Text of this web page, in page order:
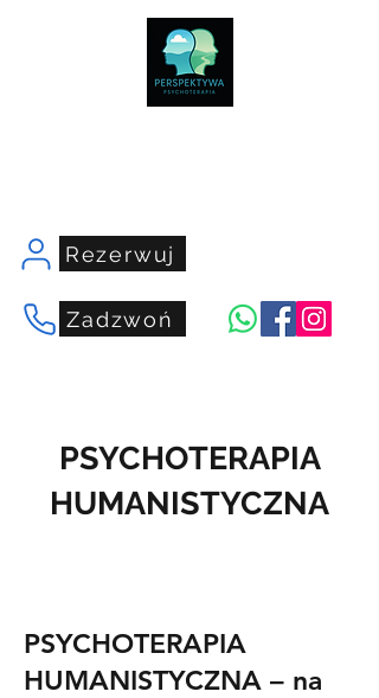
Rezerwuj
Zadzwoń
PSYCHOTERAPIA
HUMANISTYCZNA
PSYCHOTERAPIA
HUMANISTYCZNA – na